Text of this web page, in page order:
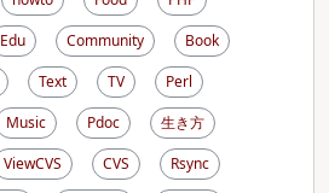
Edu Community
Book
Text TV
Perl
Music Pdoc
生き方
ViewCVS CVS Rsync